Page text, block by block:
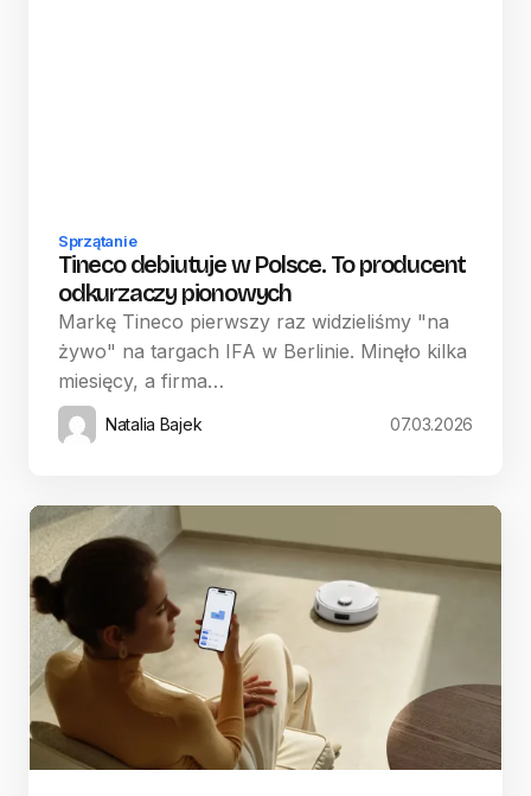
Sprzątanie
Tineco debiutuje w Polsce. To producent
odkurzaczy pionowych
Markę Tineco pierwszy raz widzieliśmy "na
żywo" na targach IFA w Berlinie. Minęło kilka
miesięcy, a firma…
Natalia Bajek 07.03.2026